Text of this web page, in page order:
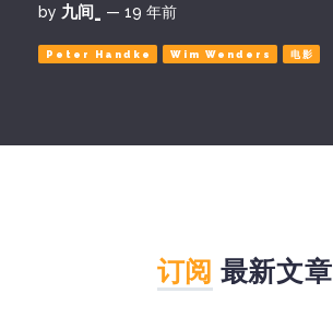
by 九间_ — 19 年前
Peter Handke Wim Wenders 电影
订阅 最新文章